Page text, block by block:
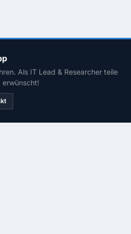
Als IT Lead & Researcher teile
erwünscht!